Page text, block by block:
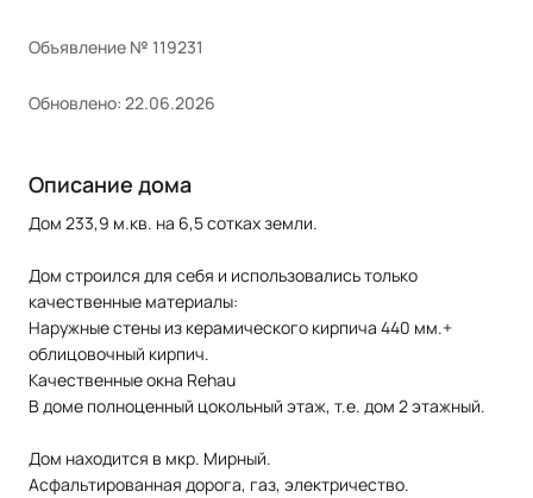
Объявление № 119231
Обновлено: 22.06.2026
Описание дома
Дом 233,9 м.кв. на 6,5 сотках земли.
Дом строился для себя и использовались только
качественные материалы:
Наружные стены из керамического кирпича 440 мм.+
облицовочный кирпич.
Качественные окна Rehau
В доме полноценный цокольный этаж, т.е. дом 2 этажный.
Дом находится в мкр. Мирный.
Асфальтированная дорога, газ, электричество.